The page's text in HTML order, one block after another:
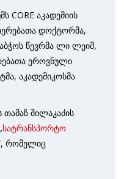
CORE აკადემიის
დოქტორმა,
წევრმა ლი ლეიმ,
ეროვნული
აკადემიკოსმა
თამაზ შილაკაძის
სატრანსპორტო
რომელიც